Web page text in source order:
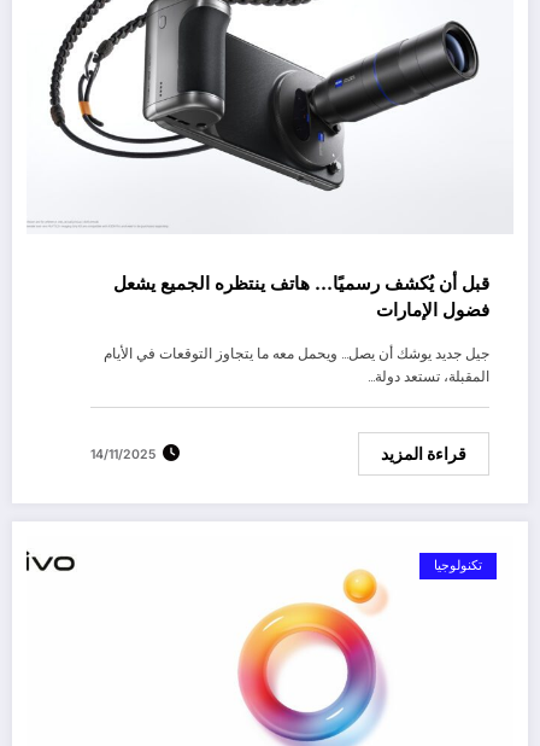
قبل أن يُكشف رسميًا… هاتف ينتظره الجميع يشعل
فضول الإمارات
جيل جديد يوشك أن يصل… ويحمل معه ما يتجاوز التوقعات في الأيام
المقبلة، تستعد دولة…
قراءة المزيد 14/11/2025
تكنولوجيا